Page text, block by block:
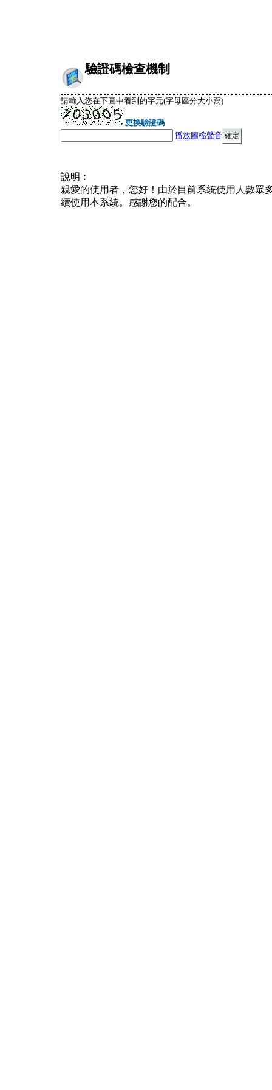
驗證碼檢查機制
請輸入您在下圖中看到的字元(字母區分大小寫)
更換驗證碼
播放圖檔聲音
說明︰
親愛的使用者，您好！由於目前系統使用人數眾
續使用本系統。感謝您的配合。